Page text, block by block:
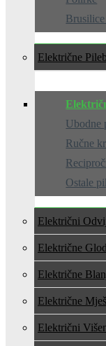
Električne Pile
Ubodne
Ručne
Ostale
Električni
Električne
Električne
Električne
Električni